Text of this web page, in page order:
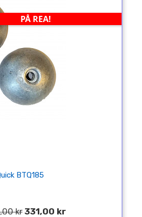
PÅ REA!
BTQ185
kr 331,00 kr